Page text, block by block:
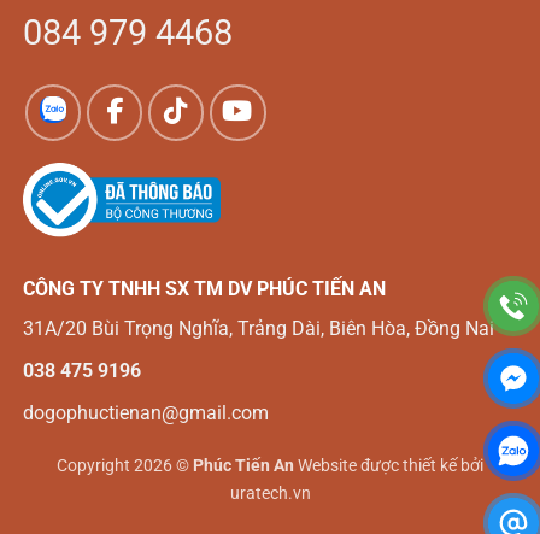
084 979 4468
CÔNG TY TNHH SX TM DV PHÚC TIẾN AN
31A/20 Bùi Trọng Nghĩa, Trảng Dài, Biên Hòa, Đồng Nai
038 475 9196
dogophuctienan@gmail.com
Copyright 2026 © Phúc Tiến An Website được thiết kế bởi
uratech.vn